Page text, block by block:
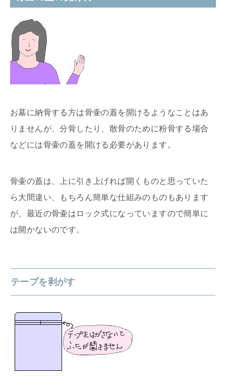
お墓に納骨する方は骨壷の蓋を開けるようなことはあ
りませんが、分骨したり、散骨のために粉骨する場合
などには骨壷の蓋を開ける必要があります。
骨壷の蓋は、上に引き上げれば開くものと思っていた
ら大間違い、もちろん簡単な仕組みのものもあります
が、最近の骨壷はロック式になっていますので簡単に
は開かないのです。
テープを剥がす